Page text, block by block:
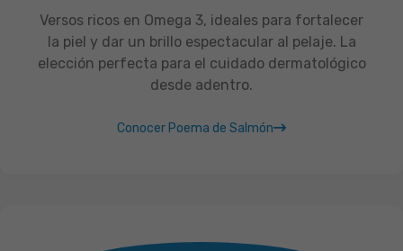
Versos ricos en Omega 3, ideales para fortalecer
la piel y dar un brillo espectacular al pelaje. La
elección perfecta para el cuidado dermatológico
desde adentro.
Conocer Poema de Salmón